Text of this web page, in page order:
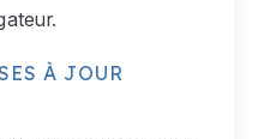
À JOUR